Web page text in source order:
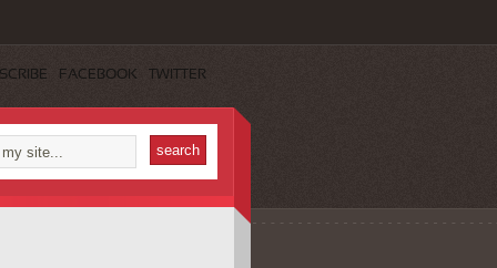
FACEBOOK TWITTER